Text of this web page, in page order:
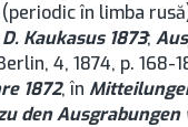
în limba
Kaukasus 1873;
4, 1874, p.
1872, în
den Ausgrabungen